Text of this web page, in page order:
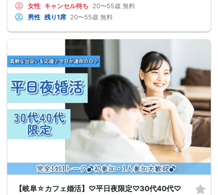
女性 キャンセル待ち 20〜55歳 無料
男性 残り1席 20〜55歳 無料
【岐阜☆カフェ婚活】♡平日夜限定♡30代40代♡